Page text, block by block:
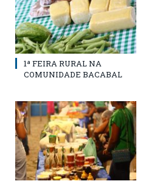
1ª FEIRA RURAL NA
COMUNIDADE BACABAL